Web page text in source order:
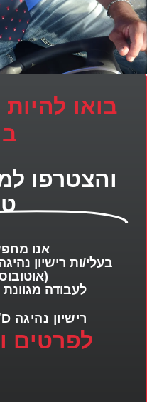
בואו
והצטרפו
אנו
בעלי/ות רישיון
לעבודה
רישיון נהיגה D1/D2/D3/D – חובה!
לפרטים